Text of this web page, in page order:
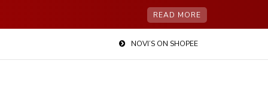
READ MORE
NOVI’S ON SHOPEE